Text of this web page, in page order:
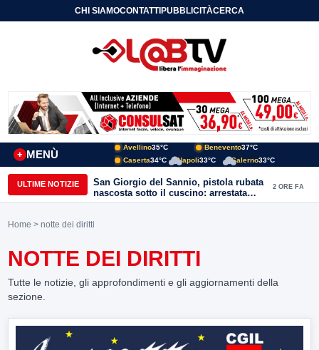
CHI SIAMOCONTATTIPUBBLICITÀCERCA
MENÙ
+
Avellino35°C Benevento37°C
Caserta34°C Napoli33°C Salerno33°C
ULTIME NOTIZIE
San Giorgio del Sannio, pistola rubata
nascosta sotto il cuscino: arrestata
51enne
2 ORE FA
Home > notte dei diritti
NOTTE DEI DIRITTI
Tutte le notizie, gli approfondimenti e gli aggiornamenti della
sezione.